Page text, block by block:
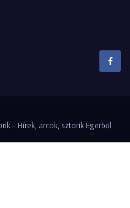
– Hírek, arcok, sztorik Egerből